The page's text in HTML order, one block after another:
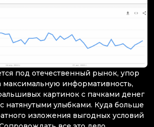
под отечественный рынок, упор
максимальную информативность,
картинок с пачками денег
натянутыми улыбками. Куда больше
изложения выгодных условий